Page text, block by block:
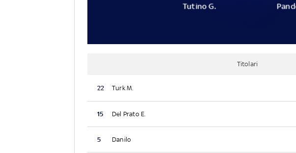
Tutino G.
Titolari
22 Turk M.
15 Del Prato E.
5 Danilo